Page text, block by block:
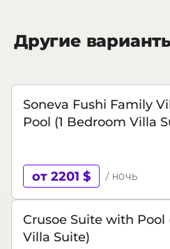
Другие
Soneva Fushi Family
Pool (1 Bedroom Villa
от 2201 $ / ночь
Crusoe Suite with Pool
Villa Suite)